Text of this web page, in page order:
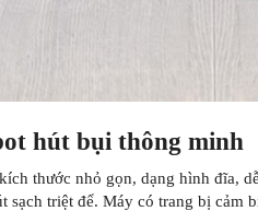
hút bụi thông minh
kích thước nhỏ gọn, dạng hình đĩa,
sạch triệt để. Máy có trang bị cảm